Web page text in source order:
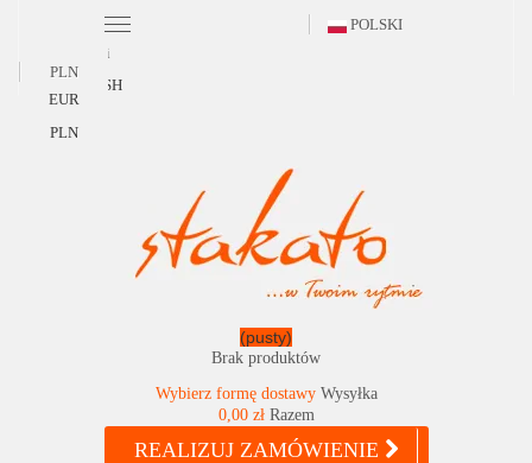
POLSKI
Polski
ENGLISH
PLN
EUR
PLN
(pusty)
Brak produktów
Wybierz formę dostawy Wysyłka
0,00 zł Razem
REALIZUJ ZAMÓWIENIE